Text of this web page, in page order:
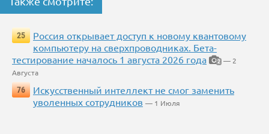
25
Россия открывает доступ к новому квантовому
компьютеру на сверхпроводниках. Бета-
тестирование началось 1 августа 2026 года
2 — 2
Августа
76
Искусственный интеллект не смог заменить
уволенных сотрудников — 1 Июля